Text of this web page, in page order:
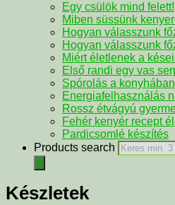
Egy csülök mind felett!
Miben süssünk
Hogyan válasszunk
Hogyan válasszunk
Miért életlenek a
Első randi egy vas
Spórolás a
Energiafelhasználás
Rossz étvágyú
Fehér kenyér recept
Pardicsomlé készítés
Products search
Készletek